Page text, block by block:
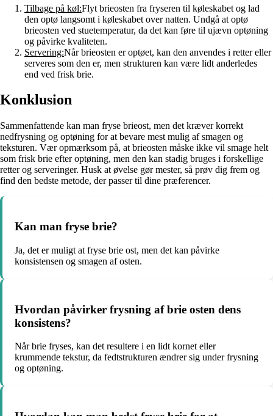
Tilbage på køl:Flyt brieosten fra fryseren til køleskabet og lad
den optø langsomt i køleskabet over natten. Undgå at optø
brieosten ved stuetemperatur, da det kan føre til ujævn optøning
og påvirke kvaliteten.
Servering:Når brieosten er optøet, kan den anvendes i retter eller
serveres som den er, men strukturen kan være lidt anderledes
end ved frisk brie.
Konklusion
Sammenfattende kan man fryse brieost, men det kræver korrekt
nedfrysning og optøning for at bevare mest mulig af smagen og
teksturen. Vær opmærksom på, at brieosten måske ikke vil smage helt
som frisk brie efter optøning, men den kan stadig bruges i forskellige
retter og serveringer. Husk at øvelse gør mester, så prøv dig frem og
find den bedste metode, der passer til dine præferencer.
Kan man fryse brie?
Ja, det er muligt at fryse brie ost, men det kan påvirke
konsistensen og smagen af osten.
Hvordan påvirker frysning af brie osten dens
konsistens?
Når brie fryses, kan det resultere i en lidt kornet eller
krummende tekstur, da fedtstrukturen ændrer sig under frysning
og optøning.